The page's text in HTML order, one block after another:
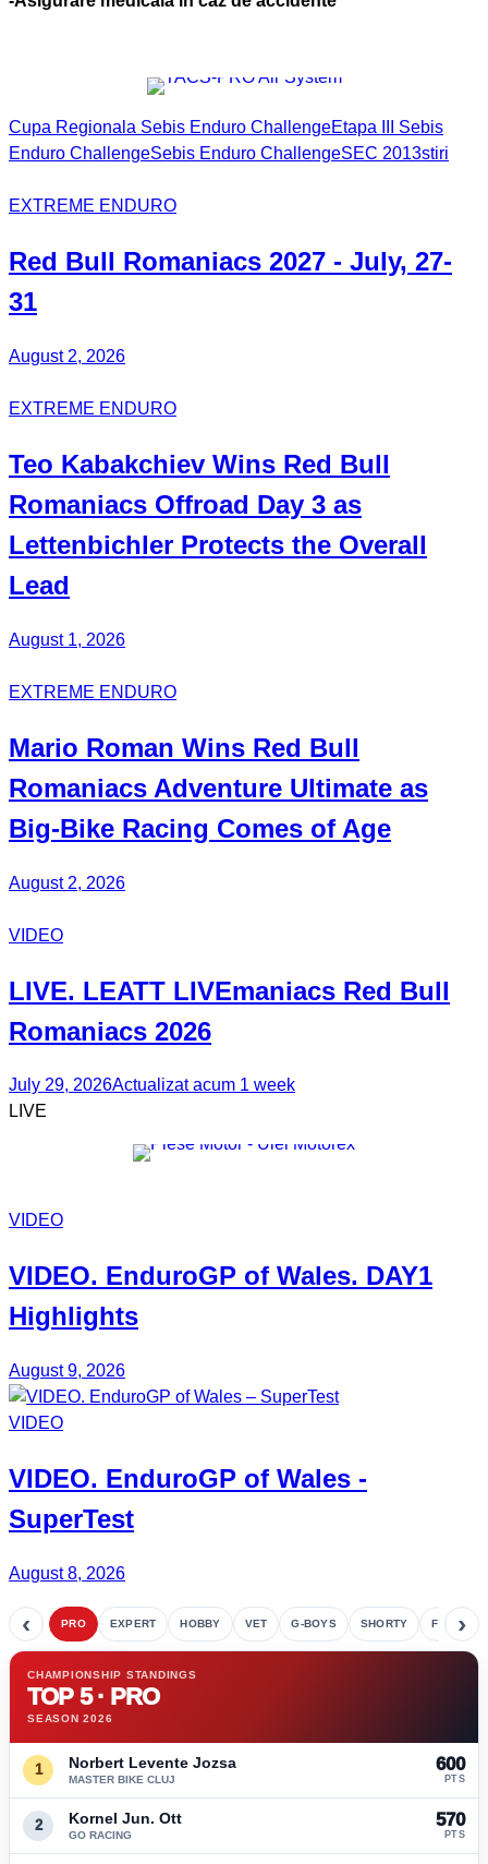
Cupa Regionala Sebis Enduro ChallengeEtapa III Sebis
Enduro ChallengeSebis Enduro ChallengeSEC 2013stiri
EXTREME ENDURO
Red Bull Romaniacs 2027 - July, 27-
31
August 2, 2026
EXTREME ENDURO
Teo Kabakchiev Wins Red Bull
Romaniacs Offroad Day 3 as
Lettenbichler Protects the Overall
Lead
August 1, 2026
EXTREME ENDURO
Mario Roman Wins Red Bull
Romaniacs Adventure Ultimate as
Big-Bike Racing Comes of Age
August 2, 2026
VIDEO
LIVE. LEATT LIVEmaniacs Red Bull
Romaniacs 2026
July 29, 2026Actualizat acum 1 week
LIVE
VIDEO
VIDEO. EnduroGP of Wales. DAY1
Highlights
August 9, 2026
VIDEO
VIDEO. EnduroGP of Wales -
SuperTest
August 8, 2026
‹ PRO EXPERT HOBBY VET G-BOYS SHORTY FETE›
CHAMPIONSHIP STANDINGS
TOP 5 · PRO
SEASON 2026
1 Norbert Levente Jozsa
MASTER BIKE CLUJ
600
PTS
2 Kornel Jun. Ott
GO RACING
570
PTS